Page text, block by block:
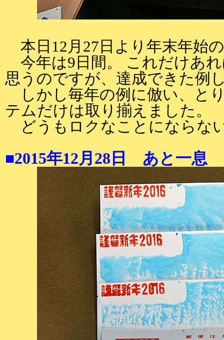
本日12月27日より年末年始
今年は9日間。 これだけあ
思うのですが、達成できた例
しかし毎年の例に倣い、と
テムだけは取り揃えました。
どうもロクなことにならな
■2015年12月28日 あと一息